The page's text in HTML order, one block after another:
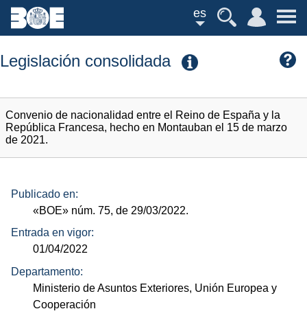
es
Legislación consolidada
Convenio de nacionalidad entre el Reino de España y la
República Francesa, hecho en Montauban el 15 de marzo
de 2021.
Publicado en:
«BOE» núm. 75, de 29/03/2022.
Entrada en vigor:
01/04/2022
Departamento:
Ministerio de Asuntos Exteriores, Unión Europea y
Cooperación